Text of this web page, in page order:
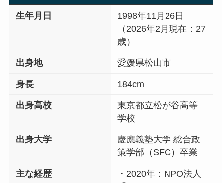
生年月日
1998年11月26日
（2026年2月現在：27
歳）
出身地 愛媛県松山市
身長 184cm
出身高校
東京都立松が谷高等
学校
出身大学
慶應義塾大学 総合政
策学部（SFC）卒業
主な経歴
・2020年：NPO法人